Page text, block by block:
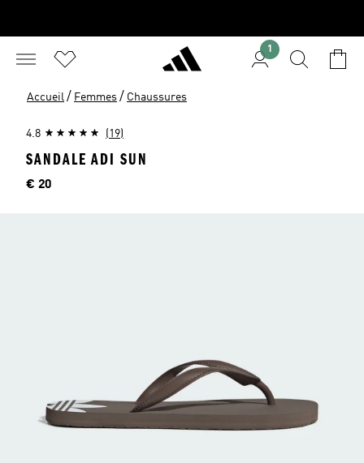
1
Accueil / Femmes / Chaussures
4.8 (19)
SANDALE ADI SUN
Price
€ 20